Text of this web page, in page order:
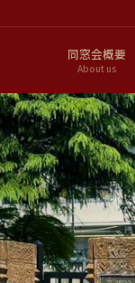
同窓会概要
About us